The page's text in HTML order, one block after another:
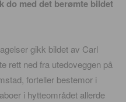
do med det berømte bildet
gikk bildet av Carl
rett ned fra utedoveggen på
forteller bestemor i
i hytteområdet allerde